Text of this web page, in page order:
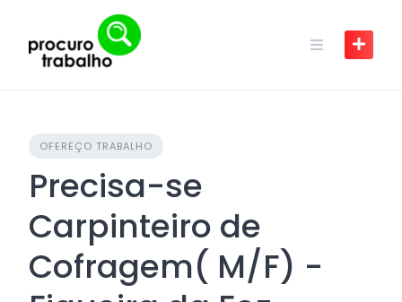
content
OFEREÇO TRABALHO
Precisa-se
Carpinteiro de
Cofragem( M/F) -